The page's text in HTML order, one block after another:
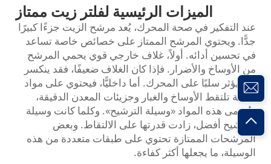
الميزات الرئيسية لفلتر زيت ممتاز
عند التفكير في صحة المحرك، يُعد مرشح الزيت جزءًا كبيرًا
جدًّا. ويحتوي المرشح الممتاز على خصائص خاصة تساعد
في تحسين أدائه. أولاً، غلاف خارجي قوي يحمي المرشح
من الأوساخ والأضرار. فإذا كان الغلاف ضعيفًا، فقد ينكسر
مما يؤثر سلبًا على المحرك. أما داخليًّا، فيحتوي على مواد
خاصة تلتقط الأوساخ والغبار وجزيئات المعدن الدقيقة،
وتُسمى هذه المواد «وسيلة الترشيح». وكلما كانت وسيلة
الترشيح أفضل، زادت قدرتها على الالتقاط. وبعض
المرشحات الممتازة تحتوي على طبقات متعددة من هذه
الوسيلة، ما يجعلها أكثر كفاءة.